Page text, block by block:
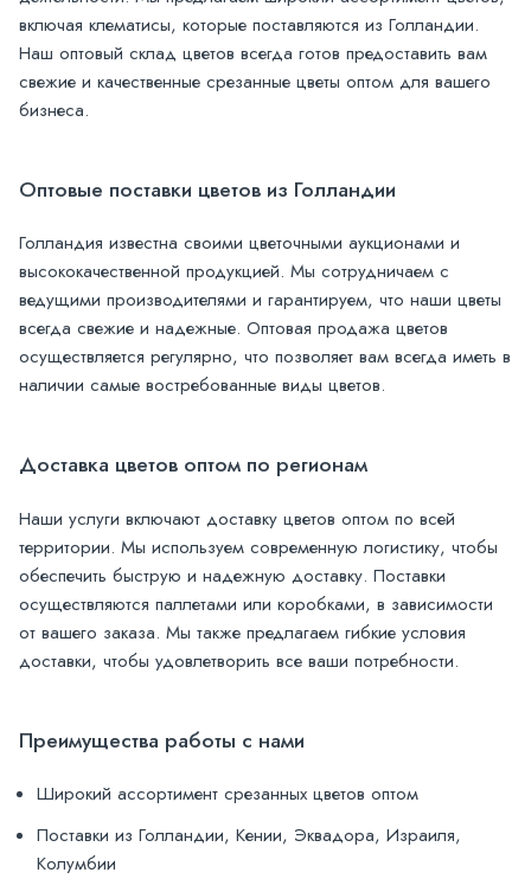
включая клематисы, которые поставляются из Голландии.
Наш оптовый склад цветов всегда готов предоставить вам
свежие и качественные срезанные цветы оптом для вашего
бизнеса.
Оптовые поставки цветов из Голландии
Голландия известна своими цветочными аукционами и
высококачественной продукцией. Мы сотрудничаем с
ведущими производителями и гарантируем, что наши цветы
всегда свежие и надежные. Оптовая продажа цветов
осуществляется регулярно, что позволяет вам всегда иметь в
наличии самые востребованные виды цветов.
Доставка цветов оптом по регионам
Наши услуги включают доставку цветов оптом по всей
территории. Мы используем современную логистику, чтобы
обеспечить быструю и надежную доставку. Поставки
осуществляются паллетами или коробками, в зависимости
от вашего заказа. Мы также предлагаем гибкие условия
доставки, чтобы удовлетворить все ваши потребности.
Преимущества работы с нами
Широкий ассортимент срезанных цветов оптом
Поставки из Голландии, Кении, Эквадора, Израиля,
Колумбии